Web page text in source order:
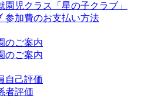
園児クラス「星の子クラブ」
参加費のお支払い方法
のご案内
のご案内
自己評価
者評価